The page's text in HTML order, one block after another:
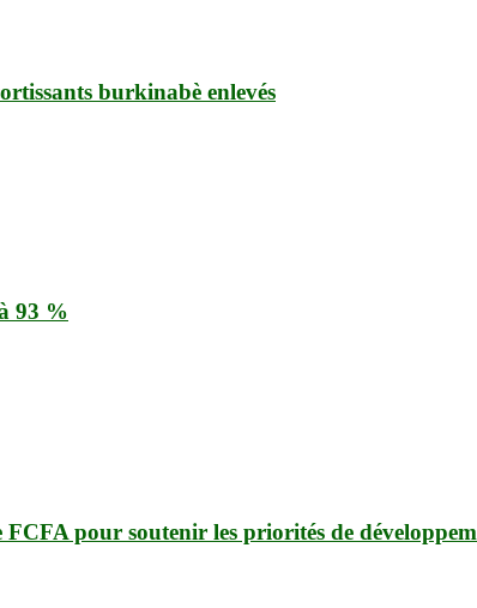
burkinabè enlevés
93 %
pour soutenir les priorités de